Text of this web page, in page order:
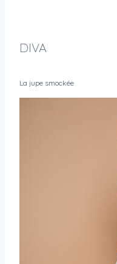
DIVA
La jupe smockée